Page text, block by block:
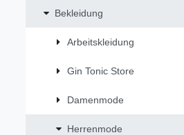
Bekleidung
Arbeitskleidung
Gin Tonic Store
Damenmode
Herrenmode